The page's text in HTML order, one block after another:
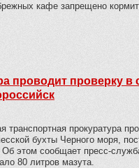
кафе запрещено
проводит проверку в
транспортная прокуратура
бухты Черного моря,
Об этом сообщает пресс-
80 литров мазута.